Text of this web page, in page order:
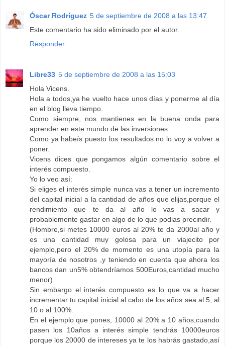
Óscar Rodríguez 5 de septiembre de 2008 a las 13:47
Este comentario ha sido eliminado por el autor.
Responder
Libre33 5 de septiembre de 2008 a las 15:03
Hola Vicens.
Hola a todos,ya he vuelto hace unos días y ponerme al día
en el blog lleva tiempo.
Como siempre, nos mantienes en la buena onda para
aprender en este mundo de las inversiones.
Como ya habeís puesto los resultados no lo voy a volver a
poner.
Vicens dices que pongamos algún comentario sobre el
interés compuesto.
Yo lo veo así:
Si eliges el interés simple nunca vas a tener un incremento
del capital inicial a la cantidad de años que elijas,porque el
rendimiento que te da al año lo vas a sacar y
probablemente gastar en algo de lo que podias precindir.
(Hombre,si metes 10000 euros al 20% te da 2000al año y
es una cantidad muy golosa para un viajecito por
ejemplo,pero el 20% de momento es una utopía para la
mayoría de nosotros ,y teniendo en cuenta que ahora los
bancos dan un5% obtendríamos 500Euros,cantidad mucho
menor)
Sin embargo el interés compuesto es lo que va a hacer
incrementar tu capital inicial al cabo de los años sea al 5, al
10 o al 100%.
En el ejemplo que pones, 10000 al 20% a 10 años,cuando
pasen los 10años a interés simple tendrás 10000euros
porque los 20000 de intereses ya te los habrás gastado,así